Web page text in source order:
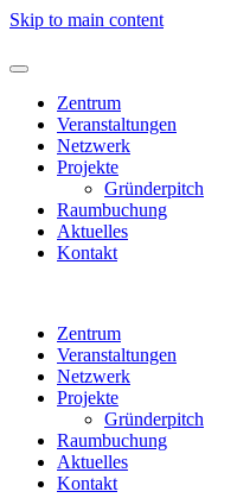
Skip to main content
Zentrum
Veranstaltungen
Netzwerk
Projekte
Gründerpitch
Raumbuchung
Aktuelles
Kontakt
Zentrum
Veranstaltungen
Netzwerk
Projekte
Gründerpitch
Raumbuchung
Aktuelles
Kontakt